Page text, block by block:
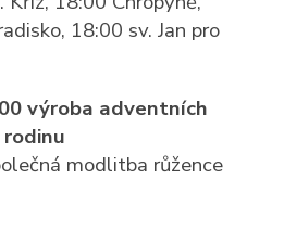
18:00 sv. Jan pro
výroba adventních
modlitba růžence